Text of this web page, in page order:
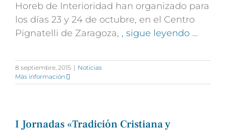
Horeb de Interioridad han organizado para
los días 23 y 24 de octubre, en el Centro
Pignatelli de Zaragoza, , sigue leyendo …
8 septiembre, 2015 | Noticias
Más información
I Jornadas «Tradición Cristiana y